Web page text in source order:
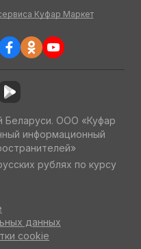
Куфар Маркет
Беларуси. ООО «Куфар
информационный
рублях по курсу
данных
cookie